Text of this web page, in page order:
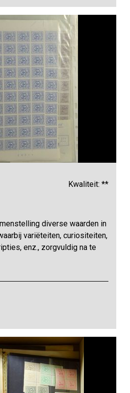
Kwaliteit: **
diverse waarden in
variëteiten, curiositeiten,
enz., zorgvuldig na te